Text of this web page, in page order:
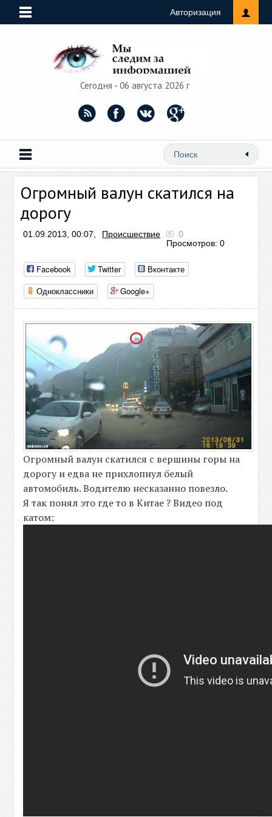
Авторизация
Сегодня - 06 августа 2026 г
Огромный валун скатился на
дорогу
01.09.2013, 00:07, Происшествие
0
Просмотров: 0
Facebook Twitter
Вконтакте
Одноклассники
Google+
Огромный валун скатился с вершины горы на
дорогу и едва не прихлопнул белый
автомобиль. Водителю несказанно повезло.
Я так понял это где то в Китае ? Видео под
катом: